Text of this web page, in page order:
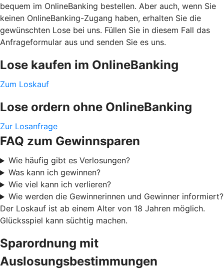
bequem im OnlineBanking bestellen. Aber auch, wenn Sie
keinen OnlineBanking-Zugang haben, erhalten Sie die
gewünschten Lose bei uns. Füllen Sie in diesem Fall das
Anfrageformular aus und senden Sie es uns.
Lose kaufen im OnlineBanking
Zum Loskauf
Lose ordern ohne OnlineBanking
Zur Losanfrage
FAQ zum Gewinnsparen
Wie häufig gibt es Verlosungen?
Was kann ich gewinnen?
Wie viel kann ich verlieren?
Wie werden die Gewinnerinnen und Gewinner informiert?
Der Loskauf ist ab einem Alter von 18 Jahren möglich.
Glücksspiel kann süchtig machen.
Sparordnung mit
Auslosungsbestimmungen